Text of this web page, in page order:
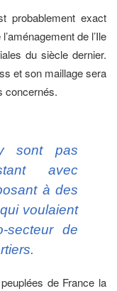
probablement exact
de l’Ile
du siècle dernier.
et son maillage sera
concernés.
sont pas
avec
à des
voulaient
secteur de
de France la